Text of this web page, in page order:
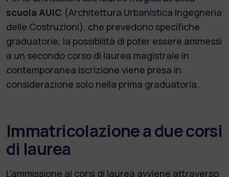
scuola AUIC (Architettura Urbanistica Ingegneria
delle Costruzioni), che prevedono specifiche
graduatorie, la possibilità di poter essere ammessi
a un secondo corso di laurea magistrale in
contemporanea iscrizione viene presa in
considerazione solo nella prima graduatoria.
Immatricolazione a due corsi
di laurea
L’ammissione ai corsi di laurea avviene attraverso